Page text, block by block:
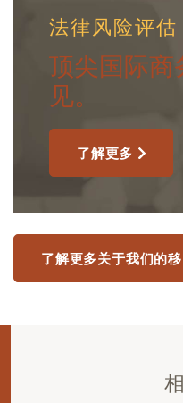
法律风险评估
顶尖国际商
见。
了解更多
了解更多关于我们的